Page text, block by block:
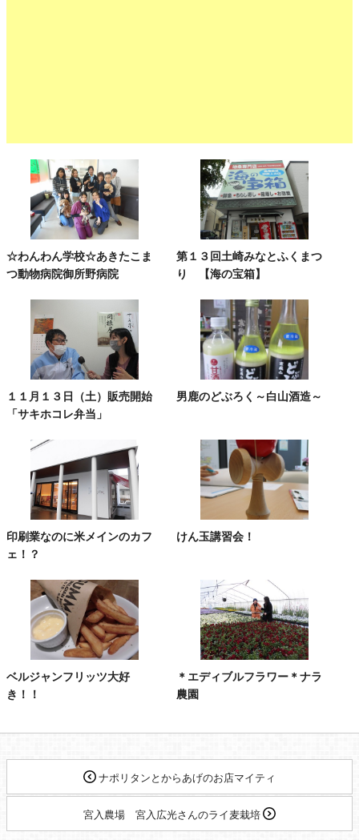
☆わんわん学校☆あきたこま
つ動物病院御所野病院
第１３回土崎みなとふくまつ
り 【海の宝箱】
１１月１３日（土）販売開始
「サキホコレ弁当」
男鹿のどぶろく～白山酒造～
印刷業なのに米メインのカフ
ェ！？
けん玉講習会！
ベルジャンフリッツ大好
き！！
＊エディブルフラワー＊ナラ
農園
ナポリタンとからあげのお店マイティ
宮入農場 宮入広光さんのライ麦栽培